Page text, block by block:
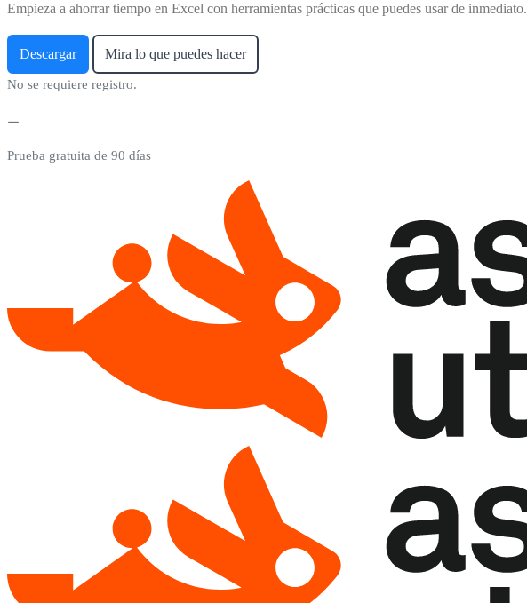
Empieza a ahorrar tiempo en Excel con herramientas prácticas que puedes usar de inmediato.
Descargar Mira lo que puedes hacer
No se requiere registro.
Prueba gratuita de 90 días